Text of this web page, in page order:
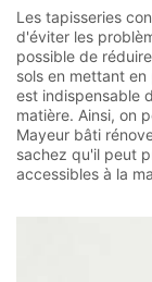
Les tapisseries
d'éviter les
possible de
sols en mettant
est indispensable
matière. Ainsi, on
Mayeur bâti
sachez qu'il peut
accessibles à la